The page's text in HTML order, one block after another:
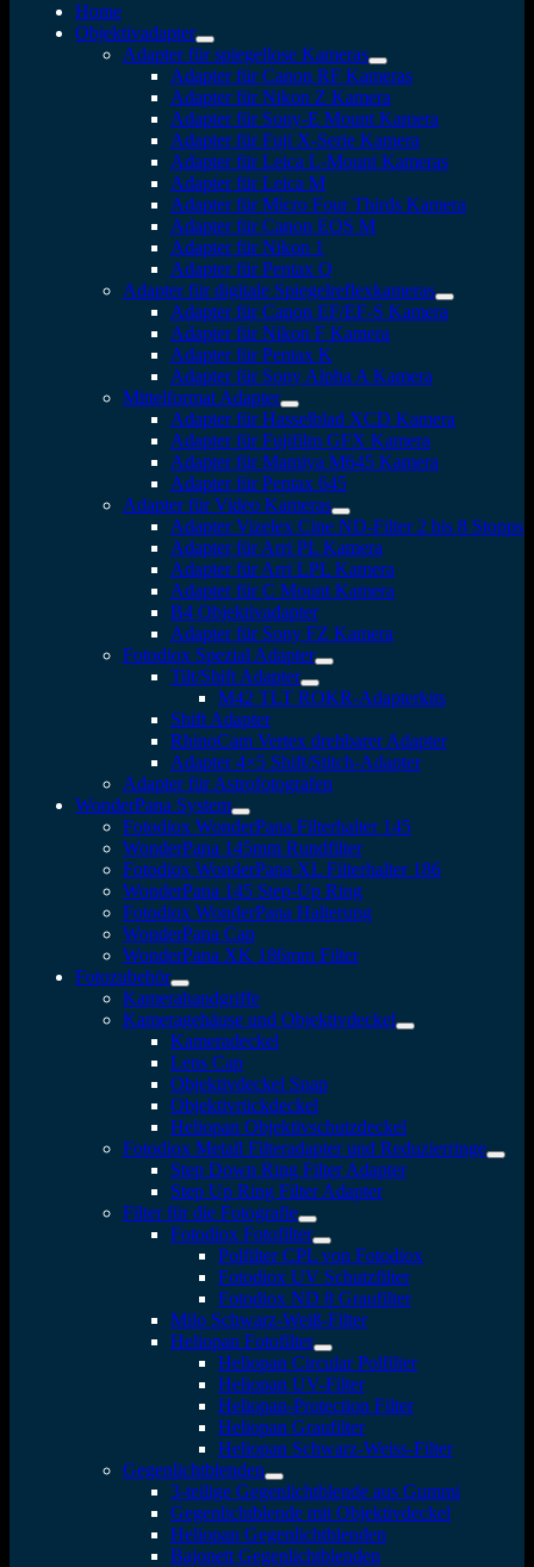
Home
Objektivadapter
Adapter für spiegellose Kameras
Adapter für Canon RF Kameras
Adapter für Nikon Z Kamera
Adapter für Sony-E Mount Kamera
Adapter für Fuji X-Serie Kamera
Adapter für Leica L-Mount Kameras
Adapter für Leica M
Adapter für Micro Four Thirds Kamera
Adapter für Canon EOS M
Adapter für Nikon 1
Adapter für Pentax Q
Adapter für digitale Spiegelreflexkameras
Adapter für Canon EF/EF-S Kamera
Adapter für Nikon F Kamera
Adapter für Pentax K
Adapter für Sony Alpha A Kamera
Mittelformat Adapter
Adapter für Hasselblad XCD Kamera
Adapter für Fujifilm GFX Kamera
Adapter für Mamiya M645 Kamera
Adapter für Pentax 645
Adapter für Video Kameras
Adapter Vizelex Cine ND-Filter 2 bis 8 Stopps
Adapter für Arri PL Kamera
Adapter für Arri LPL Kamera
Adapter für C Mount Kamera
B4 Objektivadapter
Adapter für Sony FZ Kamera
Fotodiox Spezial Adapter
Tilt/Shift Adapter
M42 TLT ROKR-Adapterkits
Shift Adapter
RhinoCam Vertex drehbarer Adapter
Adapter 4×5 Shift/Stitch-Adapter
Adapter für Astrofotografen
WonderPana System
Fotodiox WonderPana Filterhalter 145
WonderPana 145mm Rundfilter
Fotodiox WonderPana XL Filterhalter 186
WonderPana 145 Step-Up Ring
Fotodiox WonderPana Halterung
WonderPana Cap
WonderPana XK 186mm Filter
Fotozubehör
Kamerahandgriffe
Kameragehäuse und Objektivdeckel
Kameradeckel
Lens Cap
Objektivdeckel Snap
Objektivrückdeckel
Heliopan Objektivschutzdeckel
Fotodiox Metall Filteradapter und Reduzierringe
Step Down Ring Filter Adapter
Step Up Ring Filter Adapter
Filter für die Fotografie
Fotodiox Fotofilter
Polfilter CPL von Fotodiox
Fotodiox UV Schutzfilter
Fotodiox ND 8 Graufilter
Milo Schwarz-Weiß-Filter
Heliopan Fotofilter
Heliopan Circular Polfilter
Heliopan UV-Filter
Heliopan-Protection Filter
Heliopan Graufilter
Heliopan Schwarz-Weiss-Filter
Gegenlichtblenden
3-teilige Gegenlichtblende aus Gummi
Gegenlichtblende mit Objektivdeckel
Heliopan Gegenlichtblenden
Bajonett Gegenlichtblenden